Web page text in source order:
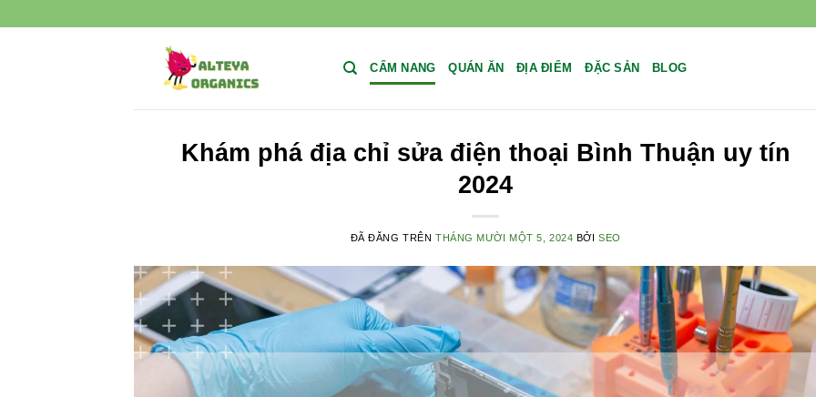
CẨM NANG QUÁN ĂN ĐỊA ĐIỂM ĐẶC SẢN BLOG
Khám phá địa chỉ sửa điện thoại Bình Thuận uy tín
2024
ĐÃ ĐĂNG TRÊN THÁNG MƯỜI MỘT 5, 2024 BỞISEO